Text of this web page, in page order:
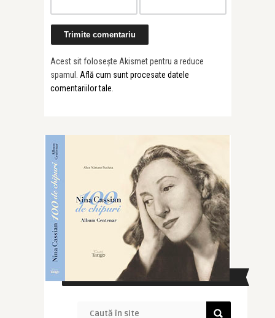
Acest sit folosește Akismet pentru a reduce
spamul. Află cum sunt procesate datele
comentariilor tale
CAUTĂ ÎN SITE